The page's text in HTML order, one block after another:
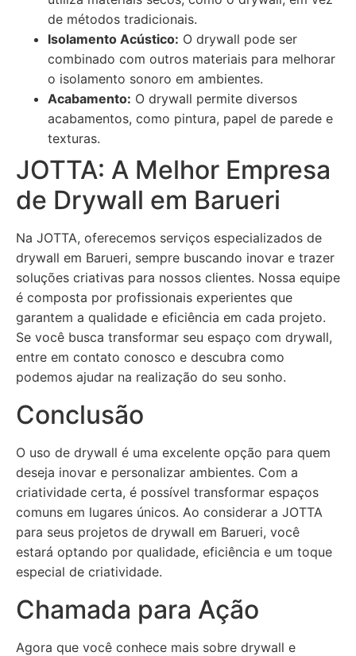
de métodos tradicionais.
Isolamento Acústico: O drywall pode ser
combinado com outros materiais para melhorar
o isolamento sonoro em ambientes.
Acabamento: O drywall permite diversos
acabamentos, como pintura, papel de parede e
texturas.
JOTTA: A Melhor Empresa
de Drywall em Barueri
Na JOTTA, oferecemos serviços especializados de
drywall em Barueri, sempre buscando inovar e trazer
soluções criativas para nossos clientes. Nossa equipe
é composta por profissionais experientes que
garantem a qualidade e eficiência em cada projeto.
Se você busca transformar seu espaço com drywall,
entre em contato conosco e descubra como
podemos ajudar na realização do seu sonho.
Conclusão
O uso de drywall é uma excelente opção para quem
deseja inovar e personalizar ambientes. Com a
criatividade certa, é possível transformar espaços
comuns em lugares únicos. Ao considerar a JOTTA
para seus projetos de drywall em Barueri, você
estará optando por qualidade, eficiência e um toque
especial de criatividade.
Chamada para Ação
Agora que você conhece mais sobre drywall e